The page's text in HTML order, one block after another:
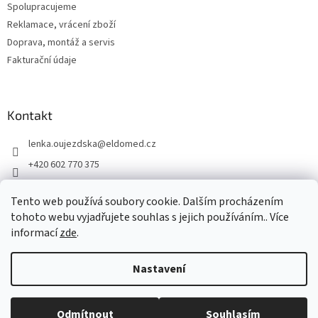
Tento web používá soubory cookie. Dalším procházením
tohoto webu vyjadřujete souhlas s jejich používáním.. Více
informacízde.
Nastavení
Odmítnout Souhlasím
Spolupracujeme
Reklamace, vrácení zboží
Doprava, montáž a servis
Fakturační údaje
Kontakt
lenka.oujezdska@eldomed.cz
+420 602 770 375
eldomed.cz
Copyright 2026Eldomed.cz. Všechna práva vyhrazena.Upravit